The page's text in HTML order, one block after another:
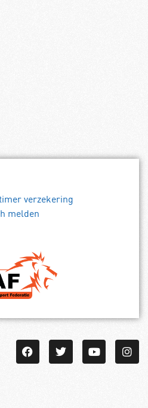
verzekering
melden